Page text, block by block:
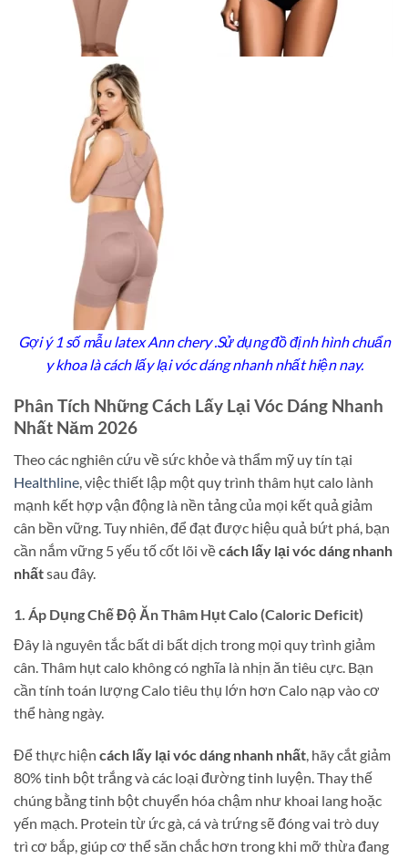
Gợi ý 1 số mẫu latex Ann chery .Sử dụng đồ định hình chuẩn
y khoa là cách lấy lại vóc dáng nhanh nhất hiện nay.
Phân Tích Những Cách Lấy Lại Vóc Dáng Nhanh
Nhất Năm 2026
Theo các nghiên cứu về sức khỏe và thẩm mỹ uy tín tại
Healthline , việc thiết lập một quy trình thâm hụt calo lành
mạnh kết hợp vận động là nền tảng của mọi kết quả giảm
cân bền vững. Tuy nhiên, để đạt được hiệu quả bứt phá, bạn
cần nắm vững 5 yếu tố cốt lõi vềcách lấy lại vóc dáng nhanh
nhấtsau đây.
1. Áp Dụng Chế Độ Ăn Thâm Hụt Calo (Caloric Deficit)
Đây là nguyên tắc bất di bất dịch trong mọi quy trình giảm
cân. Thâm hụt calo không có nghĩa là nhịn ăn tiêu cực. Bạn
cần tính toán lượng Calo tiêu thụ lớn hơn Calo nạp vào cơ
thể hàng ngày.
Để thực hiện cách lấy lại vóc dáng nhanh nhất, hãy cắt giảm
80% tinh bột trắng và các loại đường tinh luyện. Thay thế
chúng bằng tinh bột chuyển hóa chậm như khoai lang hoặc
yến mạch. Protein từ ức gà, cá và trứng sẽ đóng vai trò duy
trì cơ bắp, giúp cơ thể săn chắc hơn trong khi mỡ thừa đang